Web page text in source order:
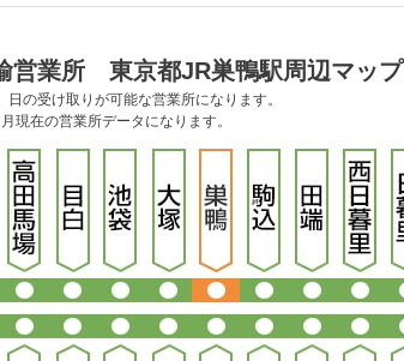
営業所 東京都JR巣鴨駅周辺マップ
の受け取りが可能な営業所になります。
現在の営業所データになります。